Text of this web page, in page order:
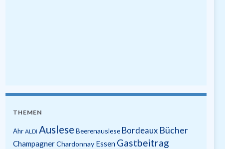
THEMEN
Ahr ALDI Auslese Beerenauslese Bordeaux Bücher
ChampagnerChardonnay Essen Gastbeitrag